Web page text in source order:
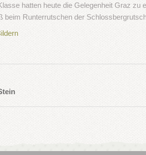
hatten heute die Gelegenheit Graz
beim Runterrutschen der